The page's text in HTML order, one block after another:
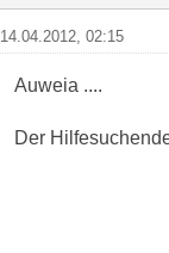
14.04.2012, 02:15
Auweia ....
Der